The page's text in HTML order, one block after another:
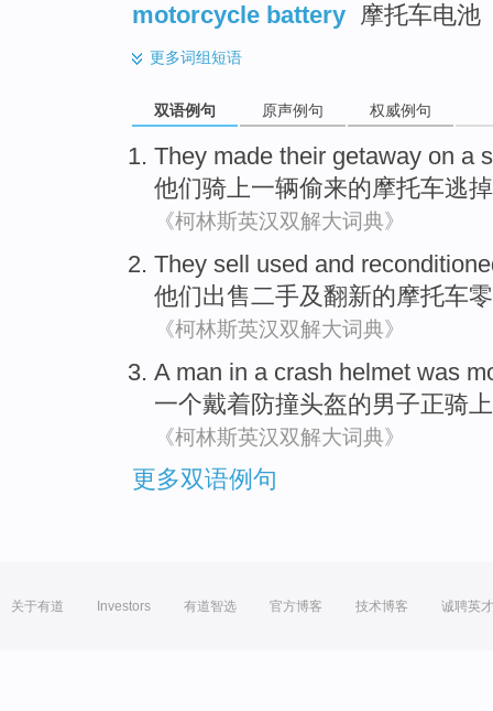
motorcycle battery 摩托车电池
更多词组短语
双语例句 原声例句 权威例句
They made their getaway on a
他们骑上一辆偷来的摩托车逃掉
《柯林斯英汉双解大词典》
They sell used and
他们出售二手及翻新的摩托车
《柯林斯英汉双解大词典》
A man in a crash helmet was
一个戴着防撞头盔的男子正骑
《柯林斯英汉双解大词典》
更多双语例句
关于有道 Investors 有道智选 官方博客 技术博客 诚聘英才